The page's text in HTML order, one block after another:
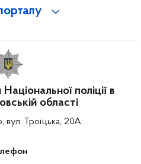
поліції в
області
вул. Троїцька, 20А